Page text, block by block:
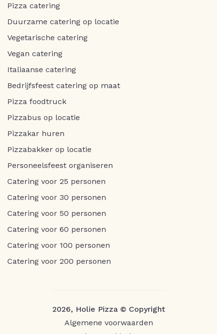
Pizza catering
Duurzame catering op locatie
Vegetarische catering
Vegan catering
Italiaanse catering
Bedrijfsfeest catering op maat
Pizza foodtruck
Pizzabus op locatie
Pizzakar huren
Pizzabakker op locatie
Personeelsfeest organiseren
Catering voor 25 personen
Catering voor 30 personen
Catering voor 50 personen
Catering voor 60 personen
Catering voor 100 personen
Catering voor 200 personen
2026, Holie Pizza © Copyright
Algemene voorwaarden